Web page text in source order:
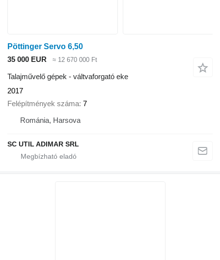
Pöttinger Servo 6,50
35 000 EUR
≈ 12 670 000 Ft
Talajművelő gépek - váltvaforgató eke
2017
Felépítmények száma 7
Románia, Harsova
SC UTIL ADIMAR SRL